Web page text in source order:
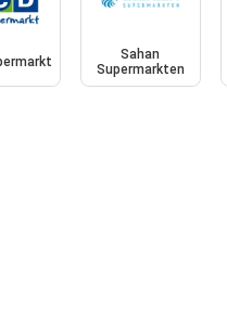
Sahan
Supermarkten